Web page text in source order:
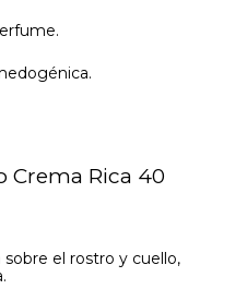
Crema Rica 40
sobre el rostro y cuello,